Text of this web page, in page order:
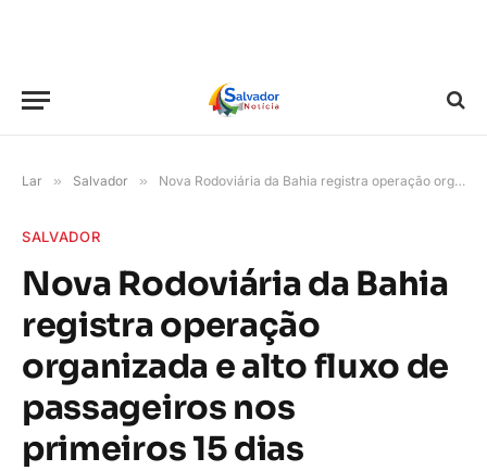
Lar » Salvador » Nova Rodoviária da Bahia registra operação organizada e alto fluxo de passageiros nos primeiros 15 dias
SALVADOR
Nova Rodoviária da Bahia
registra operação
organizada e alto fluxo de
passageiros nos
primeiros 15 dias